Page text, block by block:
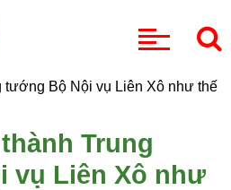
Trung
vụ Liên Xô như